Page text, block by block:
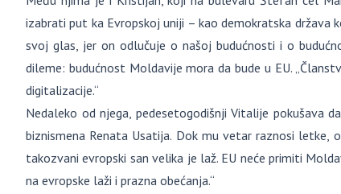
izabrati put ka Evropskoj uniji – kao demokratska država
svoj glas, jer on odlučuje o našoj budućnosti i o
dileme: budućnost Moldavije mora da bude u EU.
digitalizacije.“
Nedaleko od njega, pedesetogodišnji Vitalije pokušava
biznismena Renata Usatija. Dok mu vetar raznosi letke,
takozvani evropski san velika je laž. EU neće primiti
na evropske laži i prazna obećanja.“